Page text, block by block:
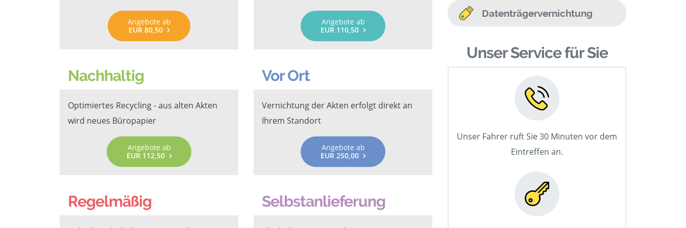
Angebote ab
EUR 80,50
Angebote ab
EUR 110,50
Nachhaltig
Optimiertes Recycling - aus alten Akten
wird neues Büropapier
Angebote ab
EUR 112,50
Vor Ort
Vernichtung der Akten erfolgt direkt an
Ihrem Standort
Angebote ab
EUR 250,00
Regelmäßig Selbstanlieferung
Datenträgervernichtung
Unser Service für Sie
Unser Fahrer ruft Sie 30 Minuten vor dem
Eintreffen an.